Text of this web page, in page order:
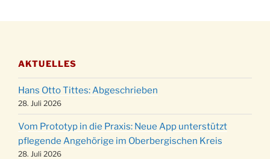
Stadtteilhaus um 19:00 Uhr
11.12.
Puer-Natus weihnachtliches Brauchtum am
Robert-Gassner-Hof um 17:00 Uhr
19.12.
Kinderbibeltag im Ev. Gemeindehaus von 10-
12 Uhr
20.12.
Weihnachts-Konzert des Honterus Chors in
der Kirche um 17:00 Uhr
AKTUELLES
Hans Otto Tittes: Abgeschrieben
28. Juli 2026
Vom Prototyp in die Praxis: Neue App unterstützt
pflegende Angehörige im Oberbergischen Kreis
28. Juli 2026